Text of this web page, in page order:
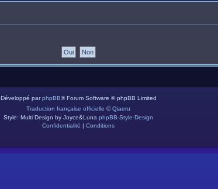
Développé parphpBB® Forum Software © phpBB Limited
Traduction française officielle ©Qiaeru
Style: Multi Design by Joyce&Luna phpBB-Style-Design
Confidentialité | Conditions